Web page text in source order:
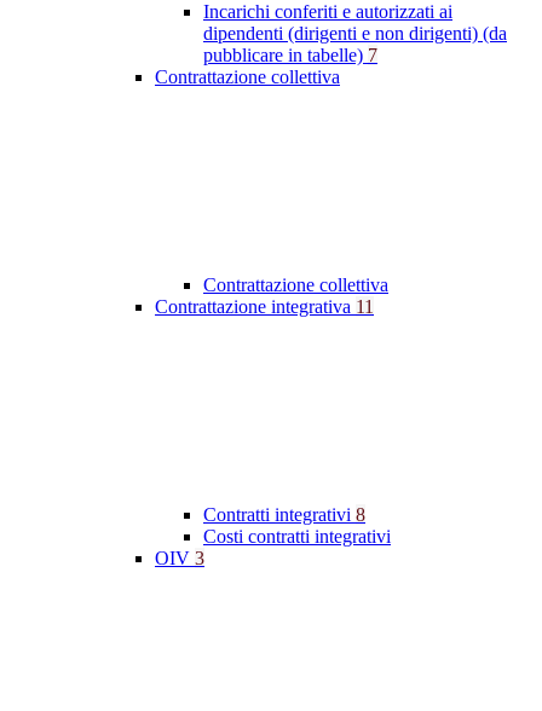
Incarichi conferiti e autorizzati ai
dipendenti (dirigenti e non dirigenti) (da
pubblicare in tabelle) 7
Contrattazione collettiva
Contrattazione collettiva
Contrattazione integrativa 11
Contratti integrativi 8
Costi contratti integrativi
OIV 3